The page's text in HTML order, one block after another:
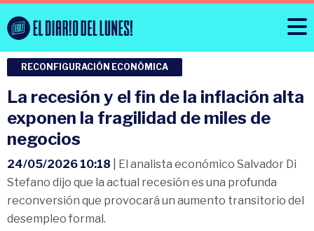
RECONFIGURACIÓN ECONÓMICA
La recesión y el fin de la inflación alta
exponen la fragilidad de miles de
negocios
24/05/2026 10:18 | El analista económico Salvador Di
Stefano dijo que la actual recesión es una profunda
reconversión que provocará un aumento transitorio del
desempleo formal.